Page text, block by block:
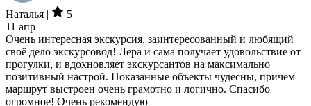
Наталья |
5
11 апр
Очень интересная экскурсия, заинтересованный и любящий
своё дело экскурсовод! Лера и сама получает удовольствие от
прогулки, и вдохновляет экскурсантов на максимально
позитивный настрой. Показанные объекты чудесны, причем
маршрут выстроен очень грамотно и логично. Спасибо
огромное! Очень рекомендую